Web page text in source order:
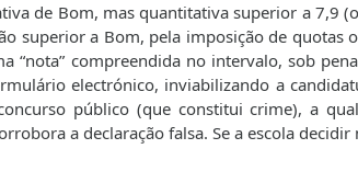
de Bom, mas quantitativa superior a 7,9
superior a Bom, pela imposição de quotas
“nota” compreendida no intervalo, sob
electrónico, inviabilizando a
público (que constitui crime), a
a declaração falsa. Se a escola